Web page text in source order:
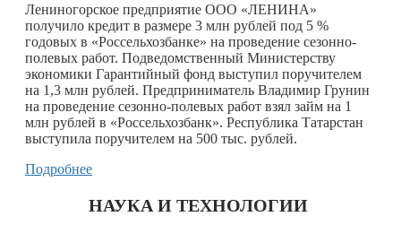
Лениногорское предприятие ООО «ЛЕНИНА»
получило кредит в размере 3 млн рублей под 5 %
годовых в «Россельхозбанке» на проведение сезонно-
полевых работ. Подведомственный Министерству
экономики Гарантийный фонд выступил поручителем
на 1,3 млн рублей. Предприниматель Владимир Грунин
на проведение сезонно-полевых работ взял займ на 1
млн рублей в «Россельхозбанк». Республика Татарстан
выступила поручителем на 500 тыс. рублей.
Подробнее
НАУКА И ТЕХНОЛОГИИ